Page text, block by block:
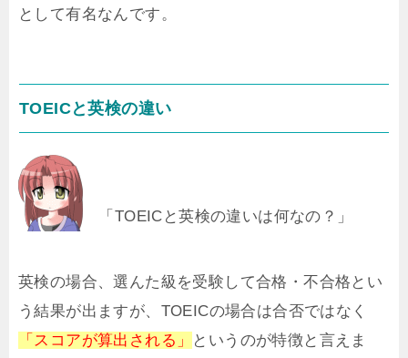
として有名なんです。
TOEICと英検の違い
「TOEICと英検の違いは何なの？」
英検の場合、選んた級を受験して合格・不合格とい
う結果が出ますが、TOEICの場合は合否ではなく
「スコアが算出される」
というのが特徴と言えま